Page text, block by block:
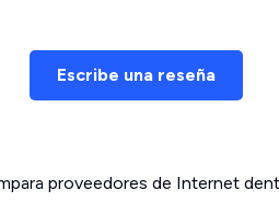
Escribe una reseña
proveedores de Internet